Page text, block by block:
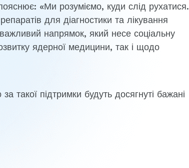
«Ми розуміємо, куди слід рухатися.
для діагностики та лікування
напрямок, який несе соціальну
ядерної медицини, так і щодо
підтримки будуть досягнуті бажані